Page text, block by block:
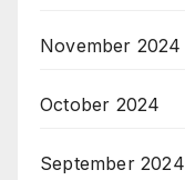
November 2024
October 2024
September 2024